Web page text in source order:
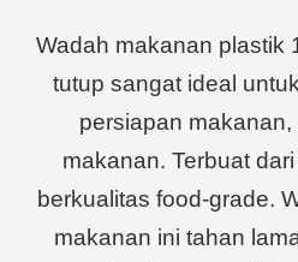
Wadah makanan plastik
tutup sangat ideal
persiapan
makanan. Terbuat
berkualitas food-grade.
makanan ini tahan